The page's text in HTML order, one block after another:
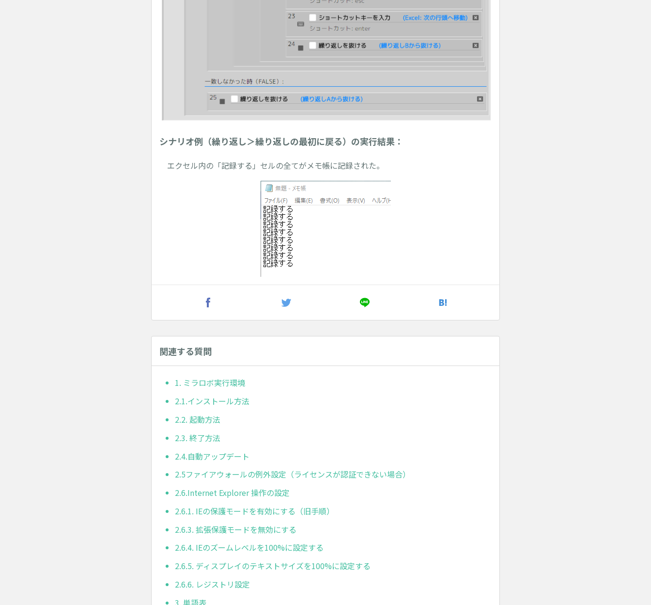
シナリオ例（繰り返し＞繰り返しの最初に戻る）の実行結果：
エクセル内の「記録する」セルの全てがメモ帳に記録された。
関連する質問
1. ミラロボ実行環境
2.1.インストール方法
2.2. 起動方法
2.3. 終了方法
2.4.自動アップデート
2.5ファイアウォールの例外設定（ライセンスが認証できない場合）
2.6.Internet Explorer 操作の設定
2.6.1. IEの保護モードを有効にする（旧手順）
2.6.3. 拡張保護モードを無効にする
2.6.4. IEのズームレベルを100%に設定する
2.6.5. ディスプレイのテキストサイズを100%に設定する
2.6.6. レジストリ設定
3. 単語表